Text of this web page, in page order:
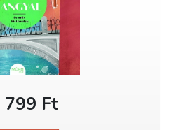
799 Ft